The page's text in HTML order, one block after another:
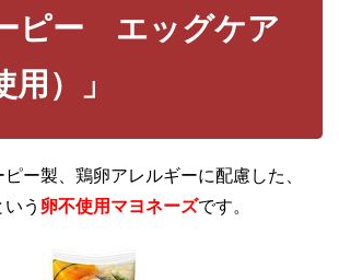
ピー エッグケア
用）」
ー製、鶏卵アレルギーに配慮した、
いう 卵不使用マヨネーズです。